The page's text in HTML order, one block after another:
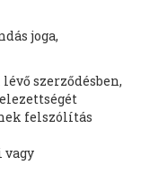
joga,
szerződésben,
felszólítás